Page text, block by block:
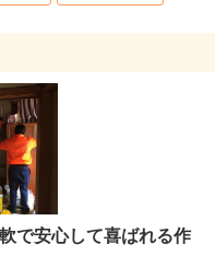
で安心して喜ばれる作